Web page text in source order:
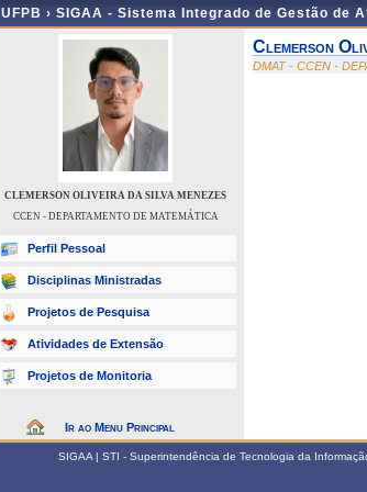
UFPB › SIGAA - Sistema Integrado de Gestão de
CLEMERSON OLIVEIRA DA SILVA MENEZES
CCEN - DEPARTAMENTO DE MATEMÁTICA
Perfil Pessoal
Disciplinas Ministradas
Projetos de Pesquisa
Atividades de Extensão
Projetos de Monitoria
Ir ao Menu Principal
Clemerson
DMAT - CCEN -
SIGAA | STI - Superintendência de Tecnologia da